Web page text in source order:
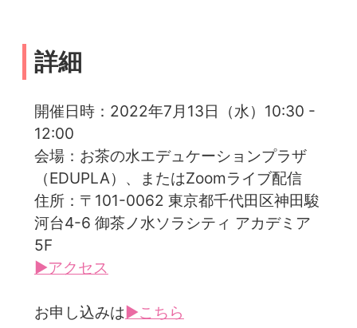
詳細
開催日時：2022年7月13日（水）10:30 -
12:00
会場：お茶の水エデュケーションプラザ
（EDUPLA）、またはZoomライブ配信
住所：〒101-0062 東京都千代田区神田駿
河台4-6 御茶ノ水ソラシティ アカデミア
5F
▶アクセス
お申し込みは▶こちら